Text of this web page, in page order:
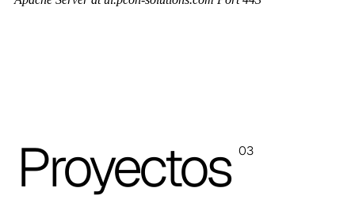
C 43FProyectos 03